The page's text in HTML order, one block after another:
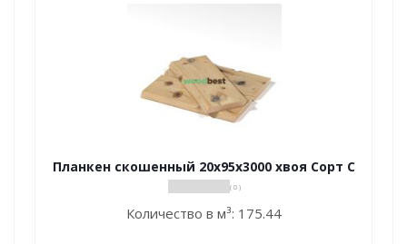
Планкен скошенный 20х95х3000 хвоя Сорт С
( 0 )
Количество в м³: 175.44